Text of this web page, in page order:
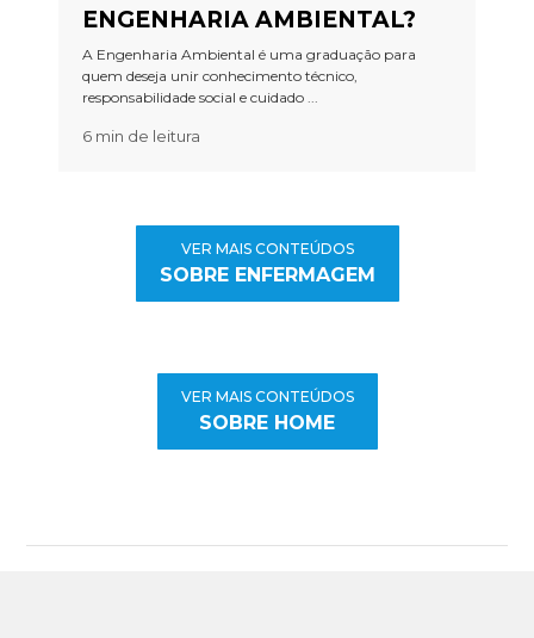
ENGENHARIA AMBIENTAL?
A Engenharia Ambiental é uma graduação para
quem deseja unir conhecimento técnico,
responsabilidade social e cuidado ...
6 min de leitura
VER MAIS CONTEÚDOS
SOBRE ENFERMAGEM
VER MAIS CONTEÚDOS
SOBRE HOME